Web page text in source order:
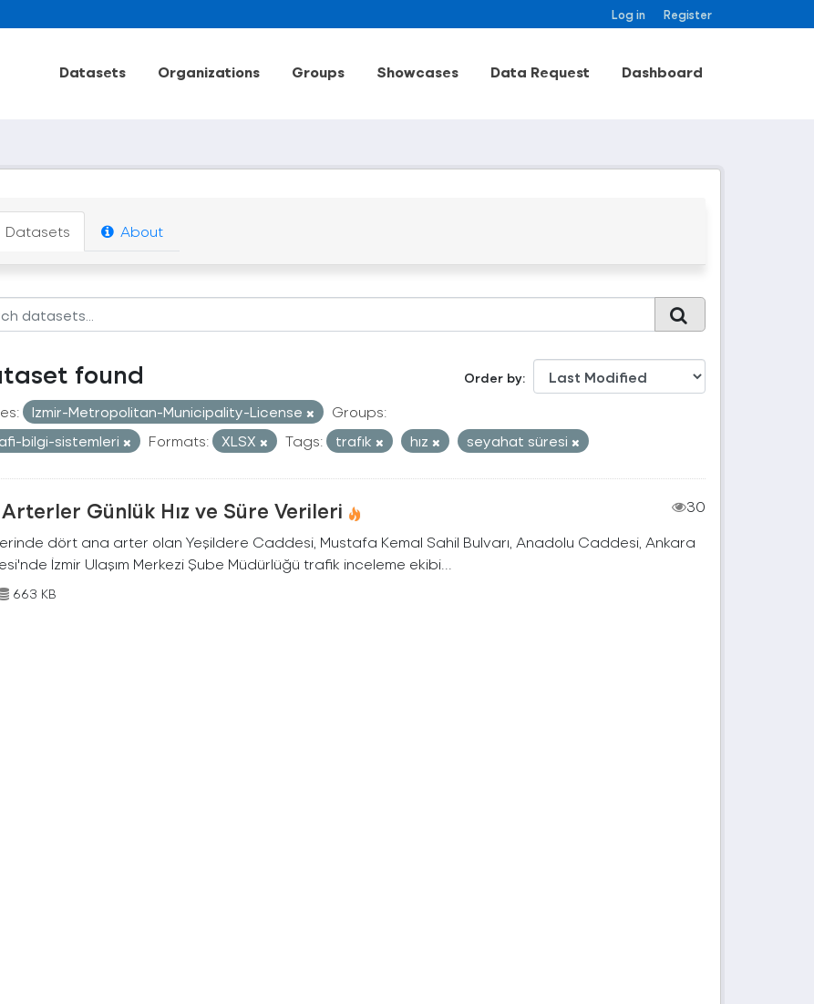
Log in Register
Datasets Organizations Groups Showcases Data Request Dashboard
Datasets About
Order by
found
Izmir-Metropolitan-Municipality-License
Groups:
bilgi-sistemleri
Formats: XLSX Tags: trafık hız seyahat süresi
Günlük Hız ve Süre Verileri
30
dört ana arter olan Yeşildere Caddesi, Mustafa Kemal Sahil Bulvarı, Anadolu Caddesi, Ankara
İzmir Ulaşım Merkezi Şube Müdürlüğü trafik inceleme ekibi...
663 KB